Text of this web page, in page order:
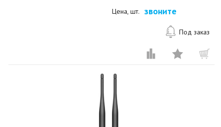
Цена, шт. звоните
Под заказ